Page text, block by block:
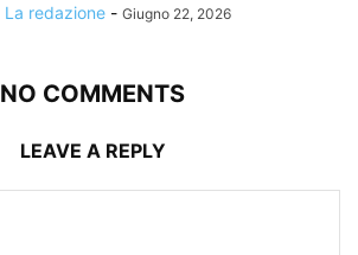
La redazione - Giugno 22, 2026
NO COMMENTS
LEAVE A REPLY